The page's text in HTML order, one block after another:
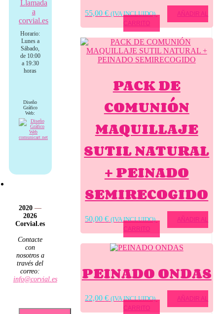
55,00€ (IVA INCLUIDO)
AÑADIR AL
CARRITO
PACK DE
COMUNIÓN
MAQUILLAJE
SUTIL NATURAL
+ PEINADO
SEMIRECOGIDO
50,00€ (IVA INCLUIDO)
AÑADIR AL
CARRITO
PEINADO ONDAS
22,00€ (IVA INCLUIDO)
AÑADIR AL
CARRITO
Horario:
Lunes a
Sábado,
de 10:00
a 19:30
horas
Diseño
Gráfico
Web:
2020—
2026
Corvial.es
Contacte
con
nosotros a
través del
correo:
info@corvial.es